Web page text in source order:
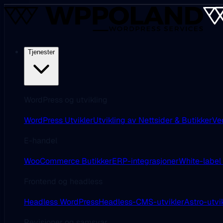
Tjenester
WordPress UtviklerUtvikling av Nettsider & Butikker
WooCommerce ButikkerERP-integrasjonerWhite-label
Headless WordPressHeadless-CMS-utviklerAstro-